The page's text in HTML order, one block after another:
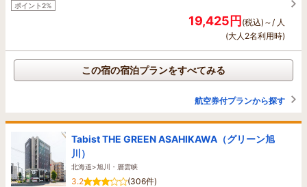
ポイント2%
19,425円(税込)～/ 人
(大人2名利用時)
この宿の宿泊プランをすべてみる
航空券付プランから探す
Tabist THE GREEN ASAHIKAWA（グリーン旭
川）
北海道>旭川・層雲峡
3.2
(306件)